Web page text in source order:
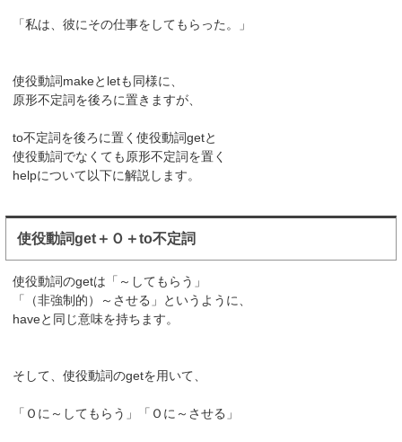
「私は、彼にその仕事をしてもらった。」
使役動詞makeとletも同様に、
原形不定詞を後ろに置きますが、
to不定詞を後ろに置く使役動詞getと
使役動詞でなくても原形不定詞を置く
helpについて以下に解説します。
使役動詞get＋Ｏ＋to不定詞
使役動詞のgetは「～してもらう」
「（非強制的）～させる」というように、
haveと同じ意味を持ちます。
そして、使役動詞のgetを用いて、
「Ｏに～してもらう」「Ｏに～させる」